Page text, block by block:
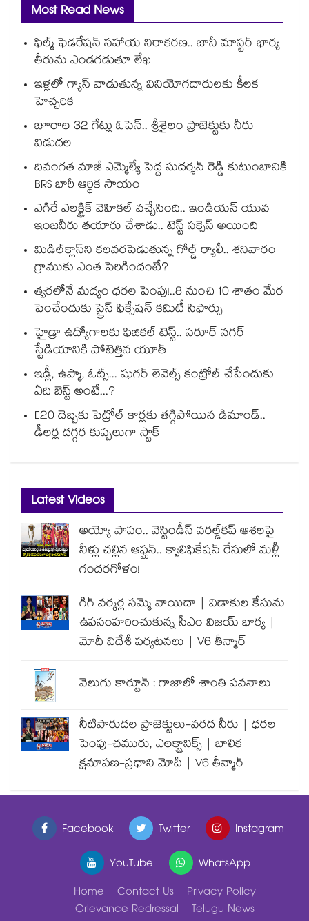
Most Read News
ఫిల్మ్ ఫెడరేషన్ సహాయ నిరాకరణ.. జానీ మాస్టర్ భార్య
తీరును ఎండగడుతూ లేఖ
ఇళ్లలో గ్యాస్ వాడుతున్న వినియోగదారులకు కీలక
హెచ్చరిక
జూరాల 32 గేట్లు ఓపెన్.. శ్రీశైలం ప్రాజెక్టుకు నీరు
విడుదల
దివంగత మాజీ ఎమ్మెల్యే పెద్ద సుదర్శన్ రెడ్డి కుటుంబానికి
BRS భారీ ఆర్థిక సాయం
ఎగిరే ఎలక్ట్రిక్ వెహికల్ వచ్చేసింది.. ఇండియన్ యువ
ఇంజనీరు తయారు చేశాడు.. టెస్ట్ సక్సెస్ అయింది
మిడిల్‌క్లాస్‌ని కలవరపెడుతున్న గోల్డ్ ర్యాలీ.. శనివారం
గ్రాముకు ఎంత పెరిగిందంటే?
త్వరలోనే మద్యం ధ‌‌ర‌‌ల పెంపు!..8 నుంచి 10 శాతం మేర
పెంచేందుకు ప్రైస్ ఫిక్సేష‌‌న్ క‌‌మిటీ సిఫార్సు
హైడ్రా ఉద్యోగాలకు ఫిజికల్ టెస్ట్.. సరూర్ నగర్
స్టేడియానికి పోటెత్తిన యూత్
ఇడ్లీ, ఉప్మా, ఓట్స్... షుగర్ లెవెల్స్ కంట్రోల్ చేసేందుకు
ఏది బెస్ట్ అంటే...?
E20 దెబ్బకు పెట్రోల్ కార్లకు తగ్గిపోయిన డిమాండ్..
డీలర్ల దగ్గర కుప్పలుగా స్టాక్
Latest Videos
అయ్యో పాపం.. వెస్టిండీస్ వరల్డ్‌కప్ ఆశలపై
నీళ్లు చల్లిన ఆఫ్ఘన్.. క్వాలిఫికేషన్ రేసులో మళ్లీ
గందరగోళం!
గిగ్ వర్కర్ల సమ్మె వాయిదా | విడాకుల కేసును
ఉపసంహరించుకున్న సీఎం విజయ్ భార్య |
మోదీ విదేశీ పర్యటనలు | V6 తీన్మార్
వెలుగు కార్టూన్ : గాజాలో శాంతి పవనాలు
నీటిపారుదల ప్రాజెక్టులు-వరద నీరు | ధరల
పెంపు-చమురు, ఎలక్ట్రానిక్స్ | బాలిక
క్షమాపణ-ప్రధాని మోదీ | V6 తీన్మార్
Facebook Twitter
Instagram
YouTube
WhatsApp
Home
Contact Us
Privacy Policy
Grievance Redressal
Telugu News